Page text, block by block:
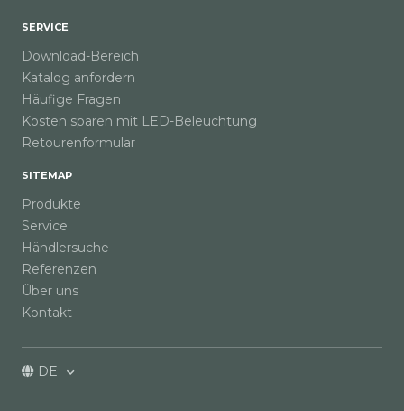
SERVICE
Download-Bereich
Katalog anfordern
Häufige Fragen
Kosten sparen mit LED-Beleuchtung
Retourenformular
SITEMAP
Produkte
Service
Händlersuche
Referenzen
Über uns
Kontakt
DE